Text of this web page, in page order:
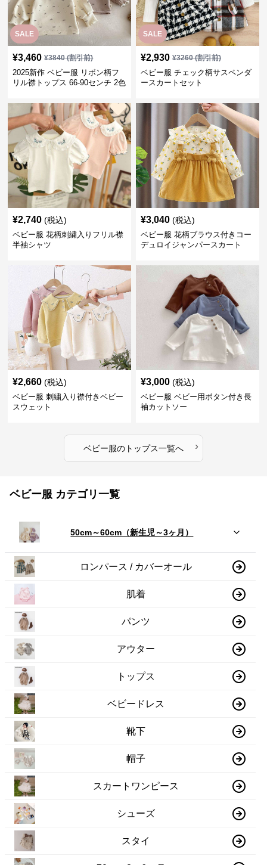
SALE
¥3,460 ¥3840(割引前)
2025新作 ベビー服 リボン柄フ
リル襟トップス 66-90センチ 2色
SALE
¥2,930 ¥3260(割引前)
ベビー服 チェック柄サスペンダ
ースカートセット
¥2,740 (税込)
ベビー服 花柄刺繍入りフリル襟
半袖シャツ
¥3,040 (税込)
ベビー服 花柄ブラウス付きコー
デュロイジャンパースカート
¥2,660 (税込)
ベビー服 刺繍入り襟付きベビー
スウェット
¥3,000 (税込)
ベビー服 ベビー用ボタン付き長
袖カットソー
ベビー服のトップス一覧へ ›
ベビー服 カテゴリ一覧
50cm～60cm（新生児～3ヶ月）
ロンパース / カバーオール
肌着
パンツ
アウター
トップス
ベビードレス
靴下
帽子
スカートワンピース
シューズ
スタイ